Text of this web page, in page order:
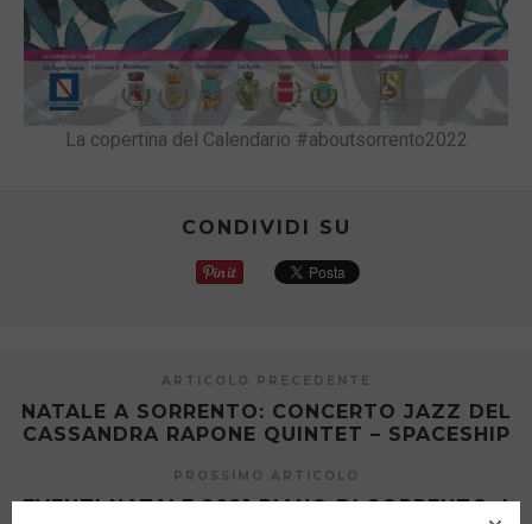
La copertina del Calendario #aboutsorrento2022
CONDIVIDI SU
ARTICOLO PRECEDENTE
NATALE A SORRENTO: CONCERTO JAZZ DEL
CASSANDRA RAPONE QUINTET – SPACESHIP
PROSSIMO ARTICOLO
EVENTI NATALE 2021 PIANO DI SORRENTO: I